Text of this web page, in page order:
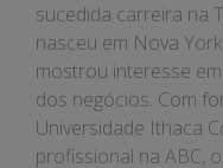
sucedida carreira na
nasceu em Nova
mostrou interesse
dos negócios. Com
Universidade Ithaca
profissional na ABC,